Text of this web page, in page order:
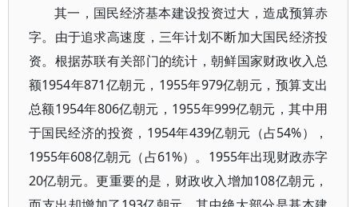
其一，国民经济基本建设投资过大，造成预算赤
字。由于追求高速度，三年计划不断加大国民经济投
资。根据苏联有关部门的统计，朝鲜国家财政收入总
额1954年871亿朝元，1955年979亿朝元，预算支出
总额1954年806亿朝元，1955年999亿朝元，其中用
于国民经济的投资，1954年439亿朝元（占54%），
1955年608亿朝元（占61%）。1955年出现财政赤字
20亿朝元。更重要的是，财政收入增加108亿朝元，